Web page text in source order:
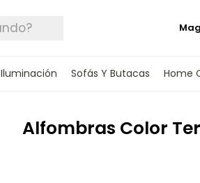
Iluminación Sofás Y Butacas Home
Alfombras Color